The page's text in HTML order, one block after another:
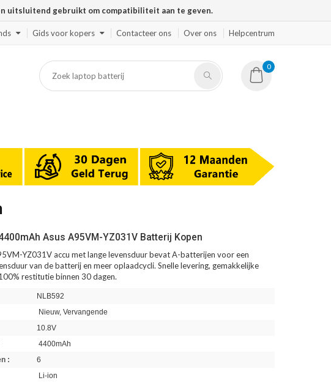
uitsluitend gebruikt om compatibiliteit aan te geven.
Gids voor kopers Contacteer ons Over ons Helpcentrum
0
Asus A95VM-YZ031V Batterij Kopen
YZ031V accu met lange levensduur bevat A-batterijen voor een
van de batterij en meer oplaadcycli. Snelle levering, gemakkelijke
restitutie binnen 30 dagen.
NLB592
Nieuw, Vervangende
10.8V
4400mAh
:
6
Li-ion